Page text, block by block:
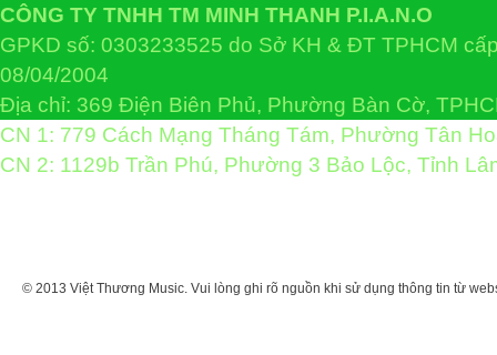
CÔNG TY TNHH TM MINH THANH P.I.A.N.O
GPKD số: 0303233525 do Sở KH & ĐT TPHCM
08/04/2004
Địa chỉ: 369 Điện Biên Phủ, Phường Bàn Cờ,
CN 1: 779 Cách Mạng Tháng Tám, Phường Tân
CN 2: 1129b Trần Phú, Phường 3 Bảo Lộc, Tỉnh
© 2013 Việt Thương Music. Vui lòng ghi rõ nguồn khi sử dụng thông tin từ